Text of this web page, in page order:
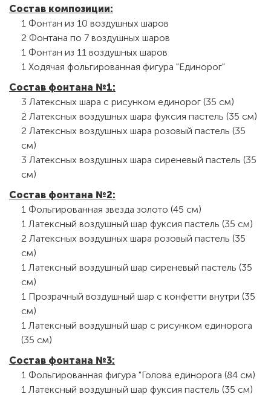
Состав композиции:
1 Фонтан из 10 воздушных шаров
2 Фонтана по 7 воздушных шаров
1 Фонтан из 11 воздушных шаров
1 Ходячая фольгированная фигура "Единорог"
Состав фонтана №1:
3 Латексных шара с рисунком единорог (35 см)
2 Латексных воздушных шара фуксия пастель (35 см)
2 Латексных воздушных шара розовый пастель (35
см)
3 Латексных воздушных шара сиреневый пастель (35
см)
Состав фонтана №2:
1 Фольгированная звезда золото (45 см)
1 Латексный воздушный шар фуксия пастель (35 см)
2 Латексных воздушных шара розовый пастель (35
см)
1 Латексный воздушный шар сиреневый пастель (35
см)
1 Прозрачный воздушный шар с конфетти внутри (35
см)
1 Латексный воздушный шар с рисунком единорога
(35 см)
Состав фонтана №3:
1 Фольгированная фигура "Голова единорога (84 см)
1 Латексный воздушный шар фуксия пастель (35 см)